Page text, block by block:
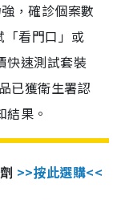
，確診個案數
「看門口」或
快速測試套裝
已獲衛生署認
果。
>>按此選購<<